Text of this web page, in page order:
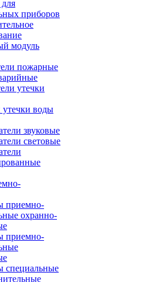
приборов
модуль
пожарные
утечки
утечки воды
звуковые
световые
приемно-
охранно-
приемно-
специальные